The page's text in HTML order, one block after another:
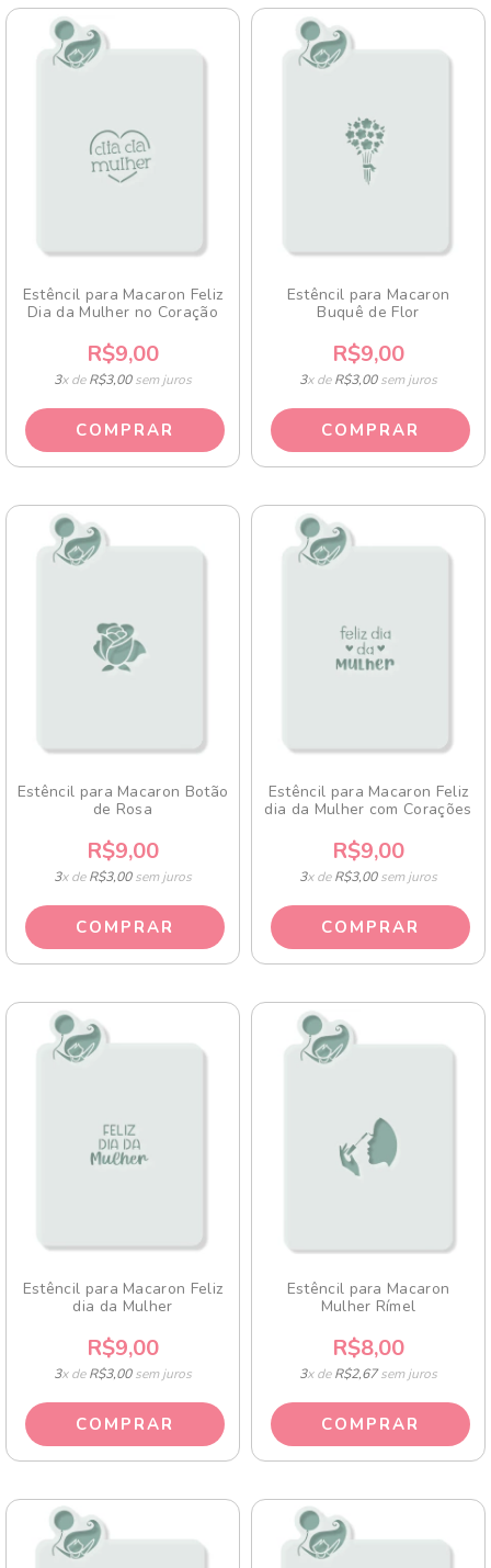
Estêncil para Macaron Feliz
Dia da Mulher no Coração
R$9,00
3x deR$3,00sem juros
Estêncil para Macaron
Buquê de Flor
R$9,00
3x deR$3,00sem juros
Estêncil para Macaron Botão
de Rosa
R$9,00
3x deR$3,00sem juros
Estêncil para Macaron Feliz
dia da Mulher com Corações
R$9,00
3x deR$3,00sem juros
Estêncil para Macaron Feliz
dia da Mulher
R$9,00
3x deR$3,00sem juros
Estêncil para Macaron
Mulher Rímel
R$8,00
3x deR$2,67sem juros